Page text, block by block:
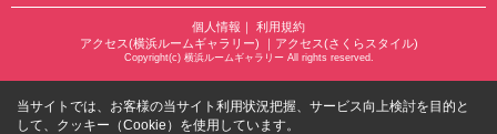
個人情報
利用規約
アクセス(横浜ルームギャラリー)
アクセス(さくらスタイル)
Copyright(c) 横浜ルームギャラリー All rights reserved.
当サイトでは、お客様の当サイト利用状況把握、サービス向上検討を目的と
して、クッキー（Cookie）を使用しています。